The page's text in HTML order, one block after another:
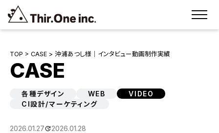
TOP > CASE > 沖浦あつし様｜インタビュー動画制作実績
CASE
各種デザイン WEB
VIDEO
CI設計/マーケティング
2026.01.27 2026.01.28